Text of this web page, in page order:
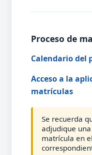
Proceso de
Calendario del
Acceso a la
matrículas
Se recuerda
adjudique
matrícula en